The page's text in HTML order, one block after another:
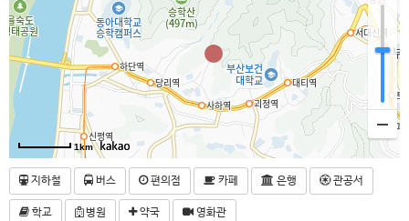
1km
지하철 버스 편의점 카페 은행 관공서
학교 병원 약국 영화관